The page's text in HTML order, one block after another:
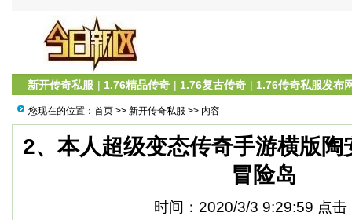
新开传奇私服 | 1.76精品传奇 | 1.76复古传奇 | 1.76传奇私服发布
您现在的位置： 首页 >> 新开传奇私服 >> 内容
2、本人超级变态传奇手游横版陶
冒险岛
时间：2020/3/3 9:29:59 点击